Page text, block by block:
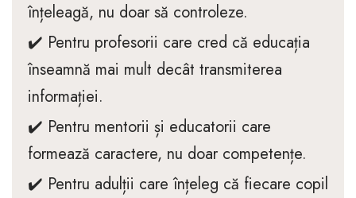
înțeleagă, nu doar să controleze.
✔️ Pentru profesorii care cred că educația
înseamnă mai mult decât transmiterea
informației.
✔️ Pentru mentorii și educatorii care
formează caractere, nu doar competențe.
✔️ Pentru adulții care înțeleg că fiecare copil